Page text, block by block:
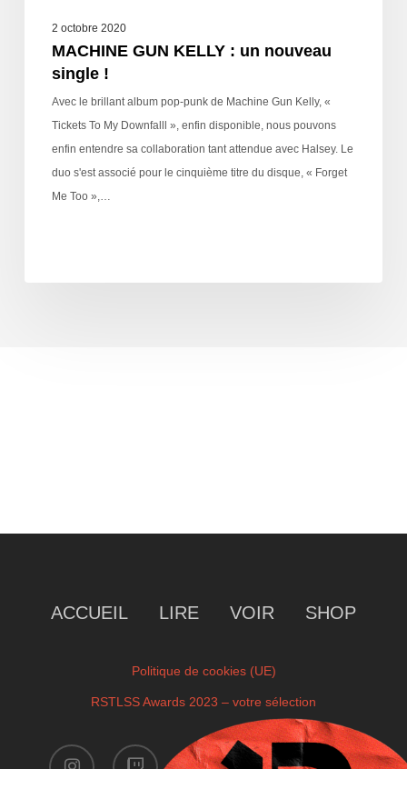
2 octobre 2020
MACHINE GUN KELLY : un nouveau
single !
Avec le brillant album pop-punk de Machine Gun Kelly, «
Tickets To My Downfalll », enfin disponible, nous pouvons
enfin entendre sa collaboration tant attendue avec Halsey. Le
duo s'est associé pour le cinquième titre du disque, « Forget
Me Too »,…
ACCUEIL LIRE VOIR SHOP
Politique de cookies (UE)
RSTLSS Awards 2023 – votre sélection
instagram twitch facebook youtube
twitter